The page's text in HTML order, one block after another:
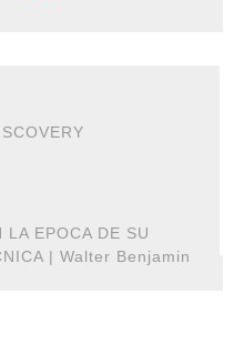
LA EPOCA DE SU
| Walter Benjamin